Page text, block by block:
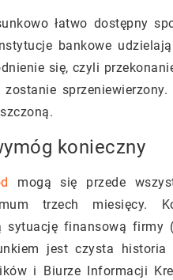
łatwo dostępny
bankowe
się, czyli
zostanie
konieczny
mogą się przede
trzech miesięcy.
sytuację finansową
jest czysta
i Biurze Informacji